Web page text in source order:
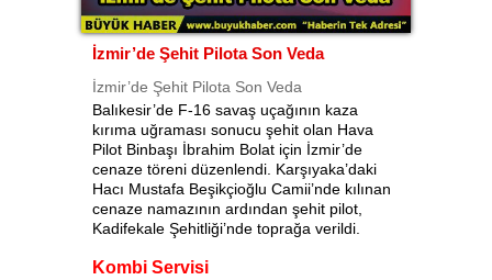
İzmir’de Şehit Pilota Son Veda
İzmir’de Şehit Pilota Son Veda
Balıkesir’de F-16 savaş uçağının kaza
kırıma uğraması sonucu şehit olan Hava
Pilot Binbaşı İbrahim Bolat için İzmir’de
cenaze töreni düzenlendi. Karşıyaka’daki
Hacı Mustafa Beşikçioğlu Camii’nde kılınan
cenaze namazının ardından şehit pilot,
Kadifekale Şehitliği’nde toprağa verildi.
Kombi Servisi